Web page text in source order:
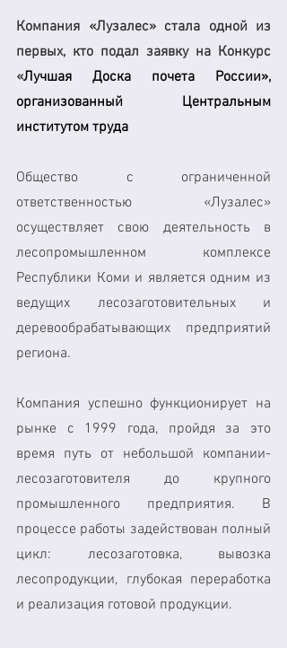
Компания «Лузалес» стала одной из
первых, кто подал заявку на Конкурс
«Лучшая Доска почета России»,
организованный Центральным
институтом труда
Общество с ограниченной
ответственностью «Лузалес»
осуществляет свою деятельность в
лесопромышленном комплексе
Республики Коми и является одним из
ведущих лесозаготовительных и
деревообрабатывающих предприятий
региона.
Компания успешно функционирует на
рынке с 1999 года, пройдя за это
время путь от небольшой компании-
лесозаготовителя до крупного
промышленного предприятия. В
процессе работы задействован полный
цикл: лесозаготовка, вывозка
лесопродукции, глубокая переработка
и реализация готовой продукции.